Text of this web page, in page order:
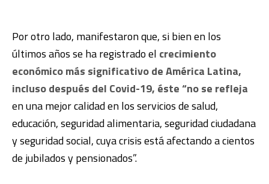
Por otro lado, manifestaron que, si bien en los
últimos años se ha registrado el crecimiento
económico más significativo de América Latina,
incluso después del Covid-19, éste “no se refleja
en una mejor calidad en los servicios de salud,
educación, seguridad alimentaria, seguridad ciudadana
y seguridad social, cuya crisis está afectando a cientos
de jubilados y pensionados”.